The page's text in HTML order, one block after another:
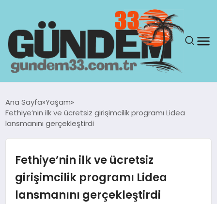
GÜNDEM
TEKNOLOJI
Ana Sayfa Yaşam
Fethiye’nin ilk ve ücretsiz girişimcilik programı Lidea
lansmanını gerçekleştirdi
Fethiye’nin ilk ve ücretsiz
girişimcilik programı Lidea
lansmanını gerçekleştirdi